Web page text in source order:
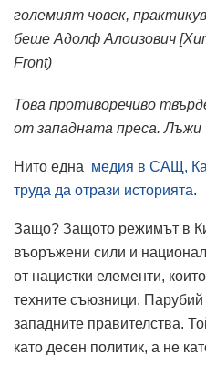
големият човек,
беше Адолф Алоизович
Front)
Това противоречиво
от западната преса. Лъжи
Нито една медия в САЩ,
труда да отрази историята.
Защо? Защото режимът в
въоръжени сили и
от нацистки елементи,
техните съюзници.
западните правителства.
като десен политик, а не